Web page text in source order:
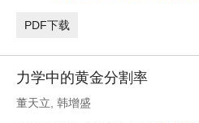
PDF下载
力学中的黄金分割率
董天立 韩增盛